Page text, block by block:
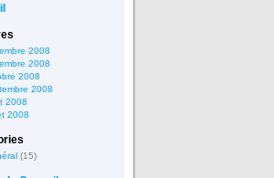
2008
2008
2008
2008
2008
2008
(15)